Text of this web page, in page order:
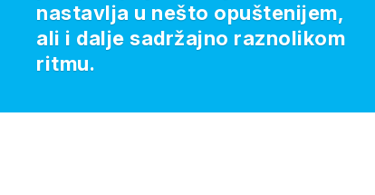
nastavlja u nešto opuštenijem,
ali i dalje sadržajno raznolikom
ritmu.